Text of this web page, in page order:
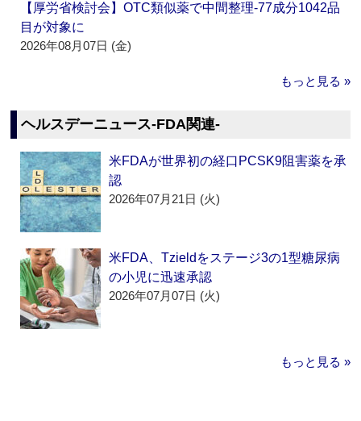
【厚労省検討会】OTC類似薬で中間整理‐77成分1042品
目が対象に
2026年08月07日 (金)
もっと見る »
ヘルスデーニュース‐FDA関連‐
米FDAが世界初の経口PCSK9阻害薬を承
認
2026年07月21日 (火)
米FDA、Tzieldをステージ3の1型糖尿病
の小児に迅速承認
2026年07月07日 (火)
もっと見る »